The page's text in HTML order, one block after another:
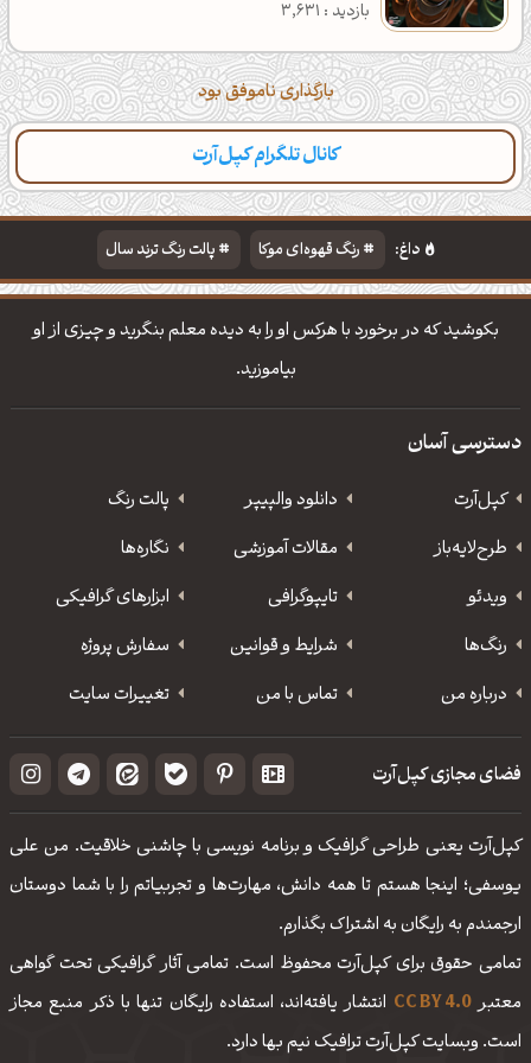
بازدید : 3,631
بارگذاری ناموفق بود
کانال تلگرام کپل‌آرت
داغ: رنگ قهوه‌ای موکا
پالت رنگ ترند سال
دانلود والپیپر مذهبی
تایپوگرافی شعر مولانا
بکوشید که در برخورد با هرکس او را به دیده معلم بنگرید و چیزی از او
بیاموزید.
دسترسی آسان
کپل‌آرت دانلود‌ والپیپر
پالت رنگ
طرح‌لایه‌باز
مقالات آموزشی
نگاره‌ها
ویدئو
‌تایپوگرافی
ابزارهای گرافیکی
رنگ‌ها
شرایط و قوانین
سفارش پروژه
درباره من
تماس با من تغییرات سایت
فضای مجازی کپل‌آرت
کپل‌آرت یعنی طراحی گرافیک و برنامه نویسی با چاشنی خلاقیت. من علی
یوسفی؛ اینجا هستم تا همه دانش، مهارت‌‌ها و تجربیاتم را با شما دوستان
ارجمندم به رایگان به اشتراک بگذارم.
تمامی حقوق برای کپل‌آرت محفوظ است. تمامی آثار گرافیکی تحت گواهی
معتبرCC BY 4.0 انتشار یافته‌اند، استفاده رایگان تنها با ذکر منبع مجاز
است. وبسایت کپل‌آرت ترافیک نیم بها دارد.